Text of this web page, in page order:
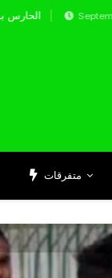
Septembre 17,
متفرقات